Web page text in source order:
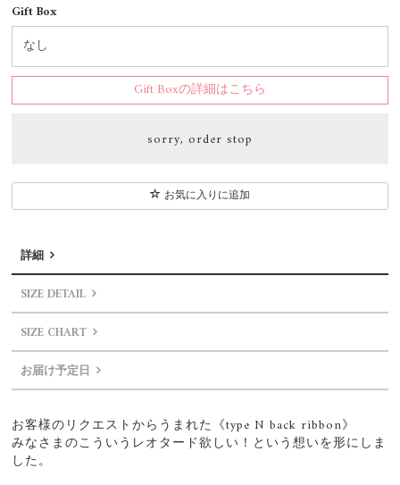
Gift Box
Gift Boxの詳細はこちら
sorry, order stop
お気に入りに追加
詳細
SIZE DETAIL
SIZE CHART
お届け予定日
お客様のリクエストからうまれた《type N back ribbon》
みなさまのこういうレオタード欲しい！という想いを形にしま
した。